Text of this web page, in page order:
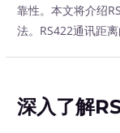
靠性。本文将介绍
法。RS422通讯距
深入了解